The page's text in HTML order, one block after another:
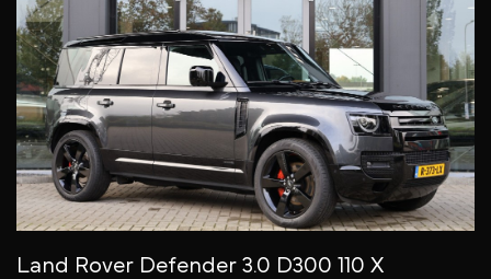
Land Rover Defender 3.0 D300 110 X